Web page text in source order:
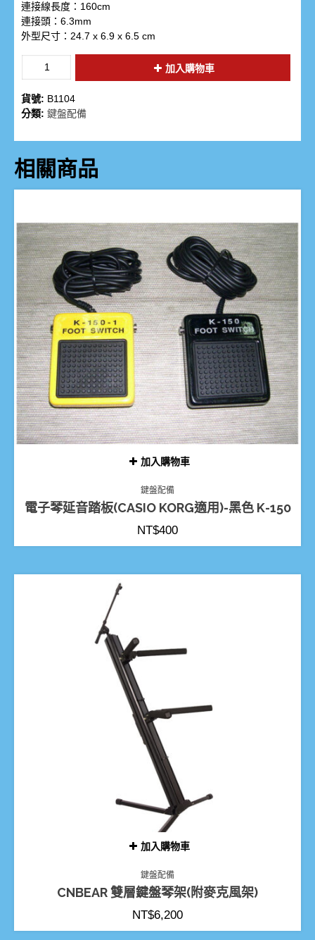
連接線長度：160cm
連接頭：6.3mm
外型尺寸：24.7 x 6.9 x 6.5 cm
加入購物車
貨號: B1104
分類: 鍵盤配備
相關商品
加入購物車
鍵盤配備
電子琴延音踏板(CASIO KORG適用)-黑色 K-150
NT$400
加入購物車
鍵盤配備
CNBEAR 雙層鍵盤琴架(附麥克風架)
NT$6,200